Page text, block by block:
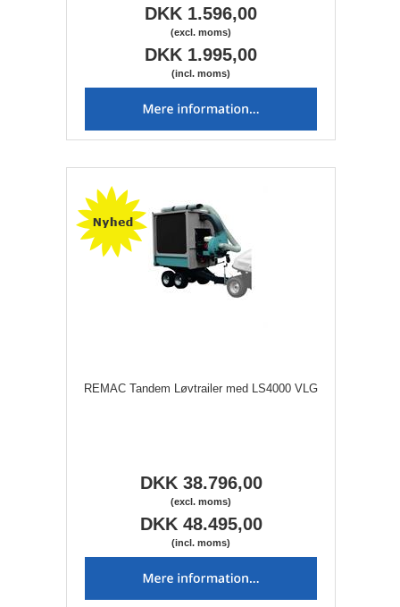
DKK 1.596,00
(excl. moms)
DKK 1.995,00
(incl. moms)
REMAC Tandem Løvtrailer med LS4000 VLG
DKK 38.796,00
(excl. moms)
DKK 48.495,00
(incl. moms)